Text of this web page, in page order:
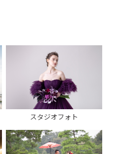
スタジオフォト